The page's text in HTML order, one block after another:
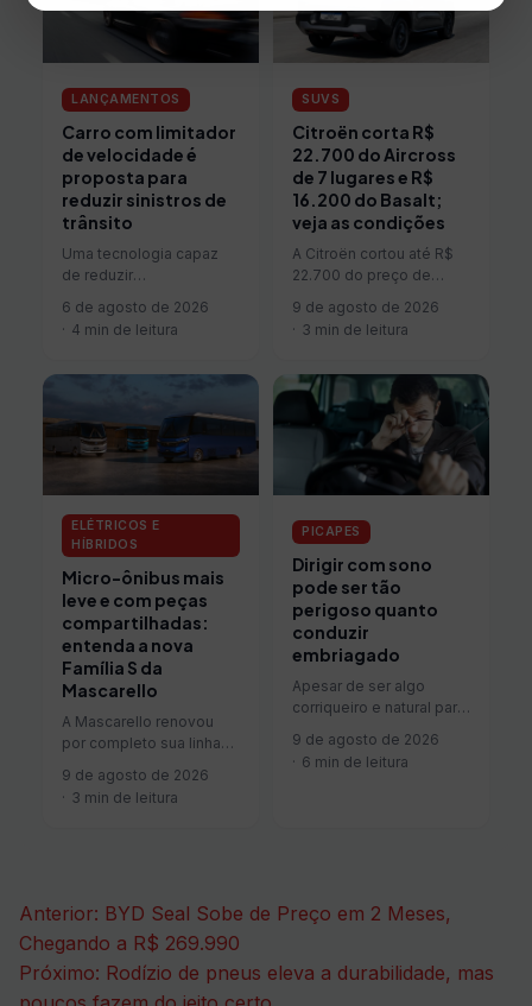
LANÇAMENTOS
Carro com limitador
de velocidade é
proposta para
reduzir sinistros de
trânsito
Uma tecnologia capaz
de reduzir
velocidade dos veículos
que ultrapassarem os
6 de agosto de 2026
4 min de leitura
SUVS
Citroën corta R$
22.700 do Aircross
de 7 lugares e R$
16.200 do Basalt;
veja as condições
A Citroën cortou até R$
22.700 do preço de
versões topo de linha…
9 de agosto de 2026
3 min de leitura
ELÉTRICOS E
HÍBRIDOS
Micro-ônibus mais
leve e com peças
compartilhadas:
entenda a nova
Família S da
Mascarello
A Mascarello renovou
por completo sua linha
encarroçadora
paranaense apresentou
9 de agosto de 2026
3 min de leitura
PICAPES
Dirigir com sono
pode ser tão
perigoso quanto
conduzir
embriagado
Apesar de ser algo
corriqueiro e natural para
dirigir exige do condutor
muita…
9 de agosto de 2026
6 min de leitura
Navegação
de
Post
Anterior: BYD Seal Sobe de Preço em 2 Meses,
Chegando a R$ 269.990
Próximo: Rodízio de pneus eleva a durabilidade, mas